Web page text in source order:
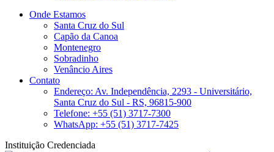
Onde Estamos
Santa Cruz do Sul
Capão da Canoa
Montenegro
Sobradinho
Venâncio Aires
Contato
Endereço: Av. Independência, 2293 - Universitário,
Santa Cruz do Sul - RS, 96815-900
Telefone: +55 (51) 3717-7300
WhatsApp: +55 (51) 3717-7425
Instituição Credenciada